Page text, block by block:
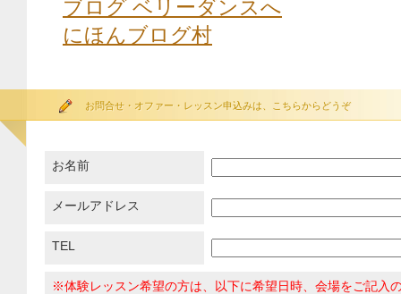
にほんブログ村
お問合せ・オファー・レッスン申込みは、こちらからどうぞ
お名前
メールアドレス
TEL
※体験レッスン希望の方は、以下に希望日時、会場をご記入